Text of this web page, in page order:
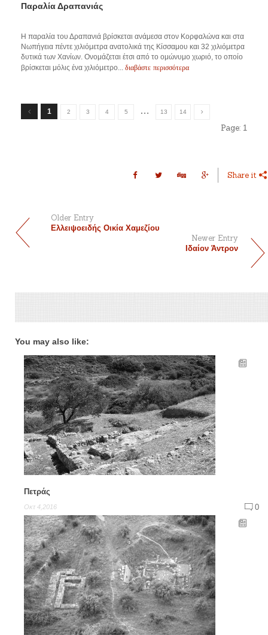
Παραλία Δραπανιάς
Η παραλία του Δραπανιά βρίσκεται ανάμεσα στον Κορφαλώνα και στα
Νωπήγεια πέντε χιλιόμετρα ανατολικά της Κίσσαμου και 32 χιλιόμετρα
δυτικά των Χανίων. Ονομάζεται έτσι από το ομώνυμο χωριό, το οποίο
βρίσκεται μόλις ένα χιλιόμετρο... διαβάστε περισσότερα
1 2 3 4 5 … 13 14
Page: 1
Share it
Older Entry
Ελλειψοειδής Οικία Χαμεζίου
Newer Entry
Ιδαίον Άντρον
You may also like:
Πετράς
Οκτ 4,2016 0